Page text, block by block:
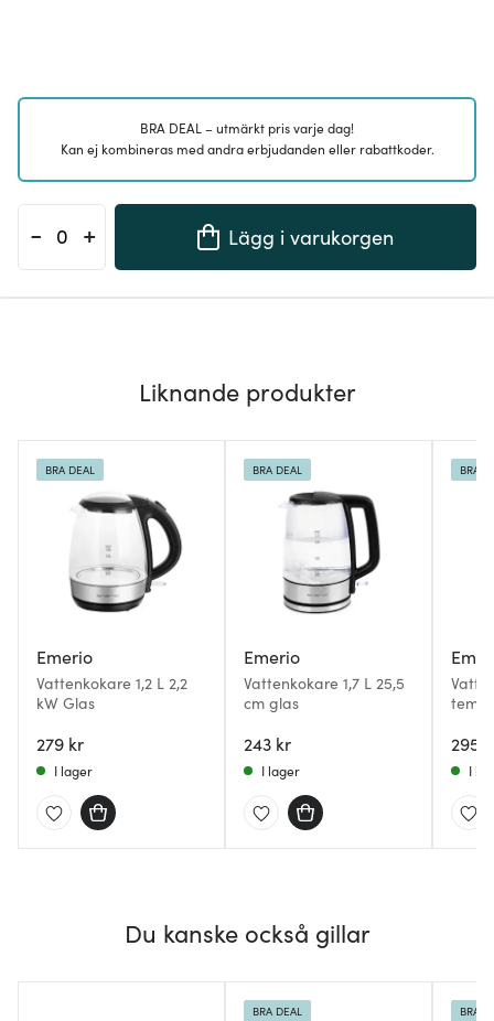
BRA DEAL – utmärkt pris varje dag!
Kan ej kombineras med andra erbjudanden eller rabattkoder.
- + Lägg i varukorgen
Liknande produkter
Emerio
Vattenkokare 1,2 L 2,2
kW Glas
279 kr
BRA DEAL
I lager
Emerio
Vattenkokare 1,7 L 25,5
cm glas
243 kr
BRA DEAL
I lager
295
BRA
I
Du kanske också gillar
BRA DEAL BRA